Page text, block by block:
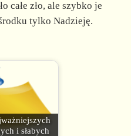
całe zło, ale szybko je
tylko Nadzieję.
i słabych